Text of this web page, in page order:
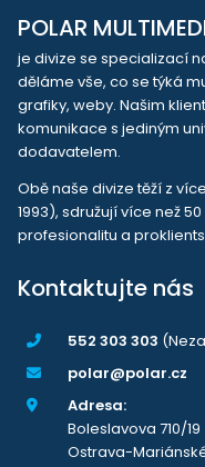
POLAR
je divize se specializací
děláme vše, co se týká
grafiky, weby. Našim
komunikace s jediným
dodavatelem.
Obě naše divize těží z
1993), sdružují více než
profesionalitu a
Kontaktujte nás
552 303 303
polar@polar.cz
Adresa:
Boleslavova 710/19
Ostrava-